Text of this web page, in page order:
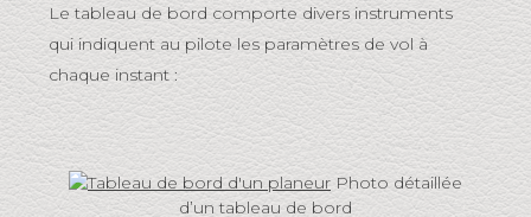
Le tableau de bord comporte divers instruments
qui indiquent au pilote les paramètres de vol à
chaque instant :
Photo détaillée
d’un tableau de bord